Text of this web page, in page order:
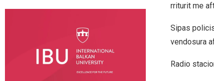
rriturit me
Sipas
vendosura
Radio